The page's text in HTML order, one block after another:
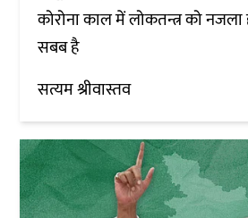
कोरोना काल में लोकतन्त्र को नजला
सबब है
सत्यम श्रीवास्तव